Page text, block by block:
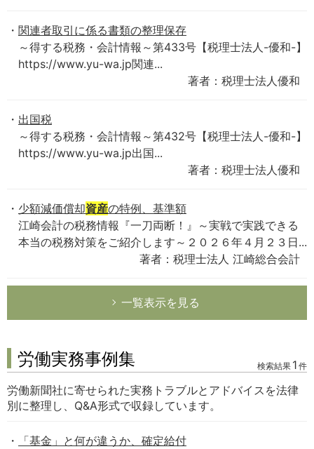
関連者取引に係る書類の整理保存
～得する税務・会計情報～第433号【税理士法人-優和-】
https://www.yu-wa.jp関連...
著者：税理士法人優和
出国税
～得する税務・会計情報～第432号【税理士法人-優和-】
https://www.yu-wa.jp出国...
著者：税理士法人優和
少額減価償却資産の特例、基準額
江崎会計の税務情報『一刀両断！』～実戦で実践できる
本当の税務対策をご紹介します～２０２６年４月２３日...
著者：税理士法人 江崎総合会計
一覧表示を見る
労働実務事例集 検索結果 1 件
労働新聞社に寄せられた実務トラブルとアドバイスを法律
別に整理し、Q&A形式で収録しています。
「基金」と何が違うか、確定給付